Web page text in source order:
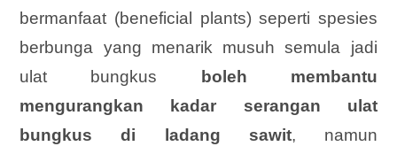
bermanfaat (beneficial plants) seperti spesies
berbunga yang menarik musuh semula jadi
ulat bungkus
boleh membantu
mengurangkan kadar serangan ulat
bungkus di ladang sawit, namun